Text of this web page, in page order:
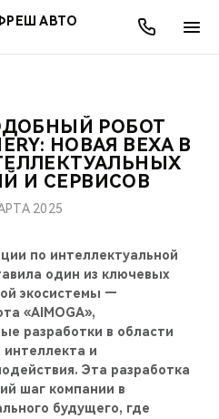
АВТО
CHERY
СЕРВИСЫ
РОБОТ
НОВАЯ ВЕХА В
И СЕРВИСОВ
2025
по интеллектуальной
один из ключевых
экосистемы —
«AIMOGA»,
разработки в области
интеллекта и
Эта разработка
шаг компании в
будущего, где